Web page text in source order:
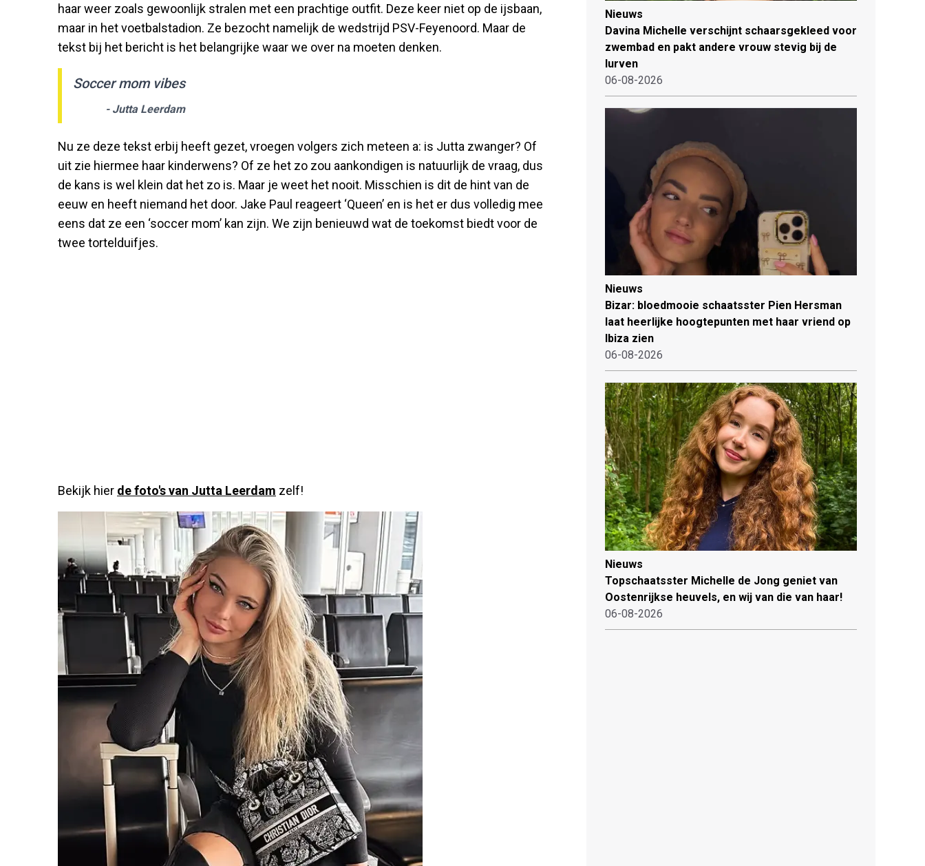
haar weer zoals gewoonlijk stralen met een prachtige outfit. Deze keer niet op de ijsbaan,
maar in het voetbalstadion. Ze bezocht namelijk de wedstrijd PSV-Feyenoord. Maar de
tekst bij het bericht is het belangrijke waar we over na moeten denken.
Soccer mom vibes
- Jutta Leerdam
Nu ze deze tekst erbij heeft gezet, vroegen volgers zich meteen a: is Jutta zwanger? Of
uit zie hiermee haar kinderwens? Of ze het zo zou aankondigen is natuurlijk de vraag, dus
de kans is wel klein dat het zo is. Maar je weet het nooit. Misschien is dit de hint van de
eeuw en heeft niemand het door. Jake Paul reageert ‘Queen’ en is het er dus volledig mee
eens dat ze een ‘soccer mom’ kan zijn. We zijn benieuwd wat de toekomst biedt voor de
twee tortelduifjes.
Bekijk hier de foto's van Jutta Leerdam zelf!
Nieuws
Davina Michelle verschijnt schaarsgekleed voor
zwembad en pakt andere vrouw stevig bij de
lurven
06-08-2026
Nieuws
Bizar: bloedmooie schaatsster Pien Hersman
laat heerlijke hoogtepunten met haar vriend op
Ibiza zien
06-08-2026
Nieuws
Topschaatsster Michelle de Jong geniet van
Oostenrijkse heuvels, en wij van die van haar!
06-08-2026